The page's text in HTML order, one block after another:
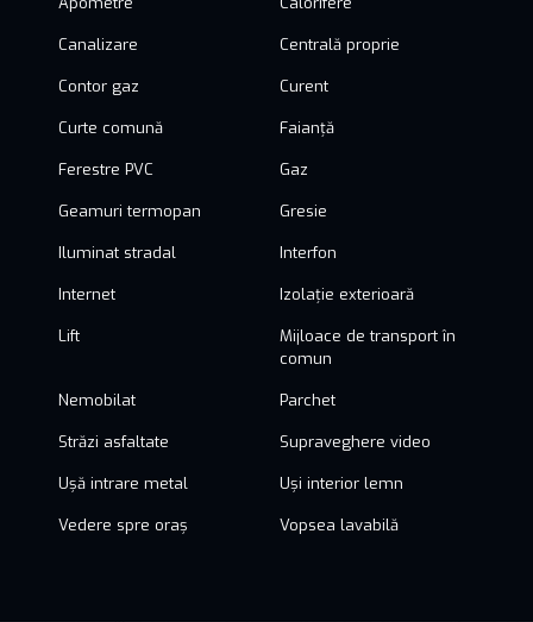
Canalizare Centrală proprie
Contor gaz Curent
Curte comună Faianță
Ferestre PVC Gaz
Geamuri termopan Gresie
Iluminat stradal Interfon
Internet Izolație exterioară
Lift
Mijloace de transport în
comun
Nemobilat Parchet
Străzi asfaltate Supraveghere video
Ușă intrare metal Uși interior lemn
Vedere spre oraș Vopsea lavabilă